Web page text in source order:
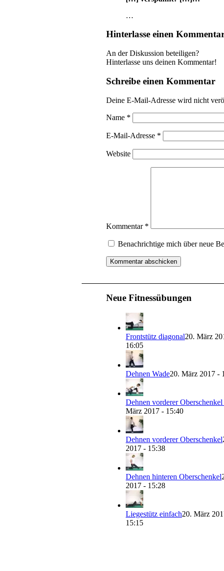
…
Hinterlasse einen
An der Diskussion beteiligen?
Hinterlasse uns deinen Kommentar!
Schreibe einen Kommentar
Deine E-Mail-Adresse wird nicht
Name *
E-Mail-Adresse *
Website
Kommentar *
Benachrichtige mich über neue
Neue Fitnessübungen
Frontstütz diagonal20. März
16:05
Dehnen Wade20. März 2017 -
Dehnen vorderer Oberschenkel
März 2017 - 15:40
Dehnen vorderer Oberschenkel
2017 - 15:38
Dehnen hinteren Oberschenkel
2017 - 15:28
Liegestütz einfach20. März
15:15